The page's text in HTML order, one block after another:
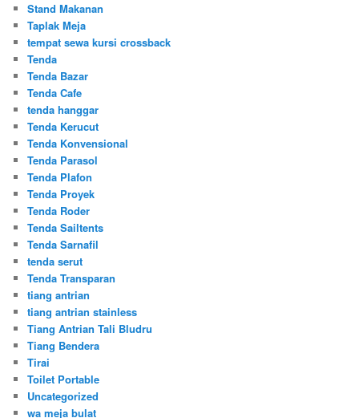
Stand Makanan
Taplak Meja
tempat sewa kursi crossback
Tenda
Tenda Bazar
Tenda Cafe
tenda hanggar
Tenda Kerucut
Tenda Konvensional
Tenda Parasol
Tenda Plafon
Tenda Proyek
Tenda Roder
Tenda Sailtents
Tenda Sarnafil
tenda serut
Tenda Transparan
tiang antrian
tiang antrian stainless
Tiang Antrian Tali Bludru
Tiang Bendera
Tirai
Toilet Portable
Uncategorized
wa meja bulat